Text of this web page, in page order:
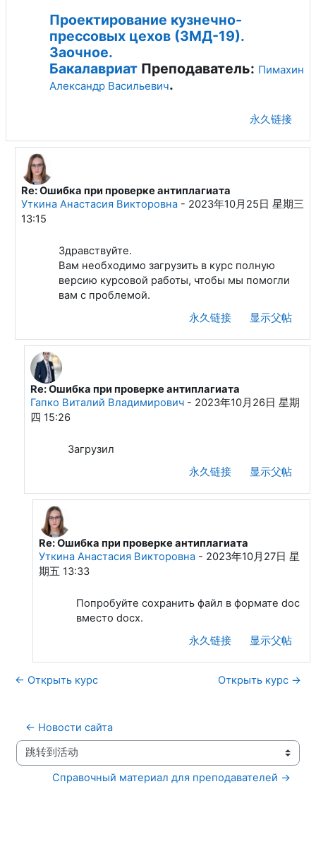
Проектирование кузнечно-
прессовых цехов (ЗМД-19).
Заочное.
Бакалавриат Преподаватель: Пимахин
Александр Васильевич.
永久链接
回复Гапко Виталий Владимирович
Re: Ошибка при проверке антиплагиата
Уткина Анастасия Викторовна- 2023年10月25日 星期三
13:15
Здравствуйте.
Вам необходимо загрузить в курс полную
версию курсовой работы, чтобы мы помогли
вам с проблемой.
永久链接
显示父帖
回复Уткина Анастасия Викторовна
Re: Ошибка при проверке антиплагиата
Гапко Виталий Владимирович- 2023年10月26日 星期
四 15:26
Загрузил
永久链接
显示父帖
回复Гапко Виталий Владимирович
Re: Ошибка при проверке антиплагиата
Уткина Анастасия Викторовна- 2023年10月27日 星
期五 13:33
Попробуйте сохранить файл в формате doc
вместо docx.
永久链接
显示父帖
← Открыть курс Открыть курс →
← Новости сайта
跳转到活动
Справочный материал для преподавателей →